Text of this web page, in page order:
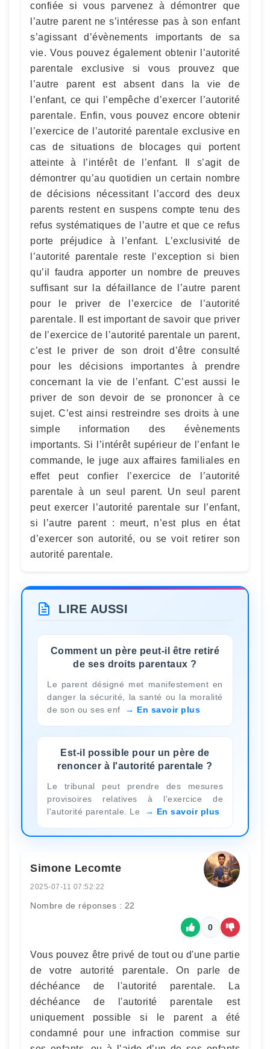
confiée si vous parvenez à démontrer que
l’autre parent ne s’intéresse pas à son enfant
s’agissant d’évènements importants de sa
vie. Vous pouvez également obtenir l’autorité
parentale exclusive si vous prouvez que
l’autre parent est absent dans la vie de
l’enfant, ce qui l’empêche d’exercer l’autorité
parentale. Enfin, vous pouvez encore obtenir
l’exercice de l’autorité parentale exclusive en
cas de situations de blocages qui portent
atteinte à l’intérêt de l’enfant. Il s’agit de
démontrer qu’au quotidien un certain nombre
de décisions nécessitant l’accord des deux
parents restent en suspens compte tenu des
refus systématiques de l’autre et que ce refus
porte préjudice à l’enfant. L’exclusivité de
l’autorité parentale reste l’exception si bien
qu’il faudra apporter un nombre de preuves
suffisant sur la défaillance de l’autre parent
pour le priver de l’exercice de l’autorité
parentale. Il est important de savoir que priver
de l’exercice de l’autorité parentale un parent,
c’est le priver de son droit d’être consulté
pour les décisions importantes à prendre
concernant la vie de l’enfant. C’est aussi le
priver de son devoir de se prononcer à ce
sujet. C’est ainsi restreindre ses droits à une
simple information des évènements
importants. Si l’intérêt supérieur de l’enfant le
commande, le juge aux affaires familiales en
effet peut confier l’exercice de l’autorité
parentale à un seul parent. Un seul parent
peut exercer l’autorité parentale sur l’enfant,
si l’autre parent : meurt, n’est plus en état
d’exercer son autorité, ou se voit retirer son
autorité parentale.
LIRE AUSSI
Comment un père peut-il être retiré
de ses droits parentaux ?
Le parent désigné met manifestement en
danger la sécurité, la santé ou la moralité
de son ou ses enf
En savoir plus
Est-il possible pour un père de
renoncer à l'autorité parentale ?
Le tribunal peut prendre des mesures
provisoires relatives à l'exercice de
l'autorité parentale. Le
En savoir plus
Simone Lecomte
2025-07-11 07:52:22
Nombre de réponses : 22
0
Vous pouvez être privé de tout ou d'une partie
de votre autorité parentale. On parle de
déchéance de l'autorité parentale. La
déchéance de l'autorité parentale est
uniquement possible si le parent a été
condamné pour une infraction commise sur